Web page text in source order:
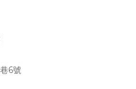
6號